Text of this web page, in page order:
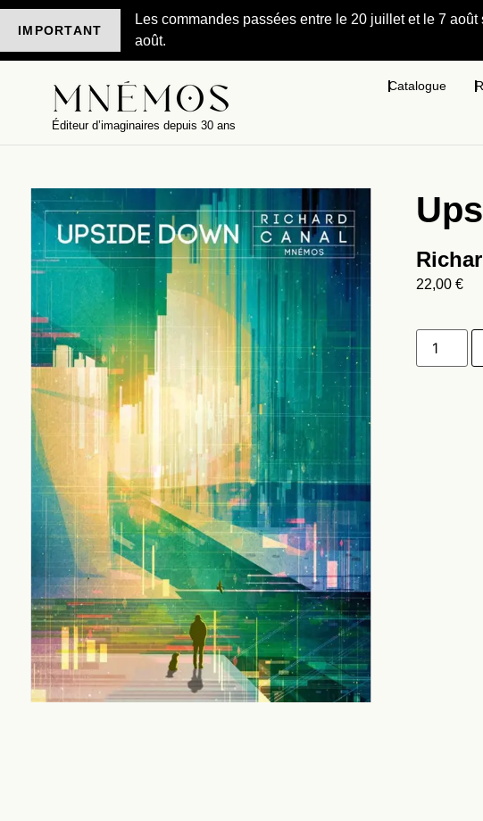
IMPORTANT
Les commandes passées entre le 20 juillet et le 7
août.
Éditeur d’imaginaires depuis 30 ans
Catalogue
22,00 €